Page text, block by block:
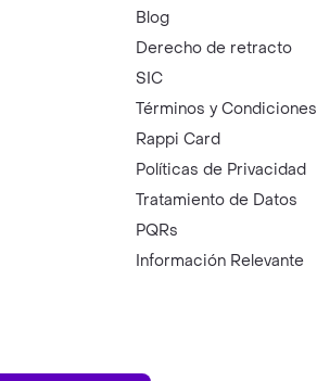
Blog
Derecho de retracto
SIC
Términos y Condiciones
Rappi Card
Políticas de Privacidad
Tratamiento de Datos
PQRs
Información Relevante